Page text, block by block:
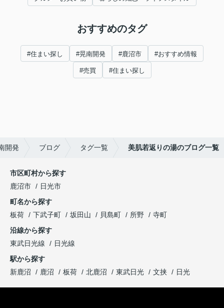
おすすめのタグ
#住まい探し #晃南開発 #鹿沼市 #おすすめ情報
#売買 #住まい探し
開発 ブログ タグ一覧 美肌若返りの湯のブログ一覧
市区町村から探す
鹿沼市
日光市
町名から探す
板荷
下武子町 坂田山 貝島町 所野
寺町
沿線から探す
東武日光線
日光線
駅から探す
新鹿沼
鹿沼 板荷 北鹿沼 東武日光 文挟 日光